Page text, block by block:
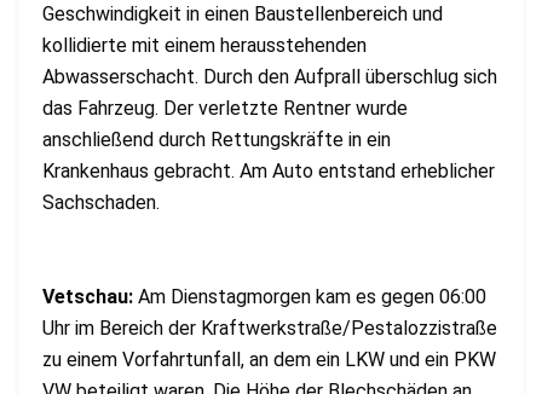
Geschwindigkeit in einen Baustellenbereich und
kollidierte mit einem herausstehenden
Abwasserschacht. Durch den Aufprall überschlug sich
das Fahrzeug. Der verletzte Rentner wurde
anschließend durch Rettungskräfte in ein
Krankenhaus gebracht. Am Auto entstand erheblicher
Sachschaden.
Vetschau: Am Dienstagmorgen kam es gegen 06:00
Uhr im Bereich der Kraftwerkstraße/ Pestalozzistraße
zu einem Vorfahrtunfall, an dem ein LKW und ein PKW